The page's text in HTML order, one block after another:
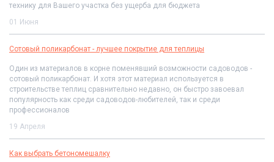
технику для Вашего участка без ущерба для бюджета
01 Июня
Сотовый поликарбонат - лучшее покрытие для теплицы
Один из материалов в корне поменявший возможности садоводов -
сотовый поликарбонат. И хотя этот материал используется в
строительстве теплиц сравнительно недавно, он быстро завоевал
популярность как среди садоводов-любителей, так и среди
профессионалов
19 Апреля
Как выбрать бетономешалку